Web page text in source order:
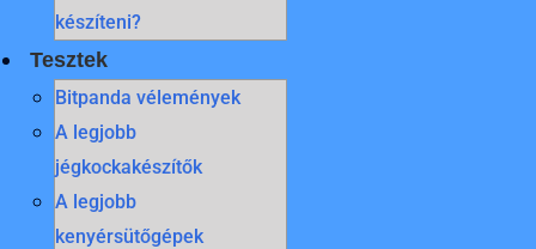
készíteni?
Tesztek
Bitpanda vélemények
A legjobb
jégkockakészítők
A legjobb
kenyérsütőgépek